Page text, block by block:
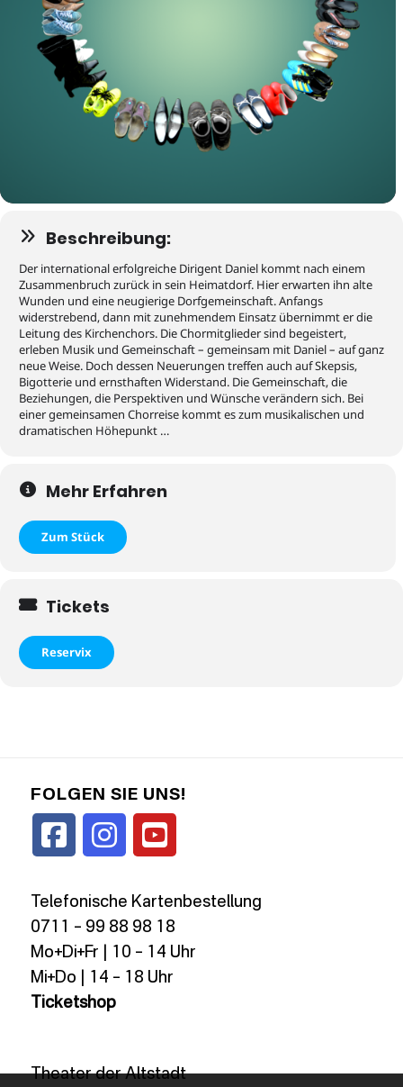
Beschreibung:
Der international erfolgreiche Dirigent Daniel kommt nach einem
Zusammenbruch zurück in sein Heimatdorf. Hier erwarten ihn alte
Wunden und eine neugierige Dorfgemeinschaft. Anfangs
widerstrebend, dann mit zunehmendem Einsatz übernimmt er die
Leitung des Kirchenchors. Die Chormitglieder sind begeistert,
erleben Musik und Gemeinschaft – gemeinsam mit Daniel – auf ganz
neue Weise. Doch dessen Neuerungen treffen auch auf Skepsis,
Bigotterie und ernsthaften Widerstand. Die Gemeinschaft, die
Beziehungen, die Perspektiven und Wünsche verändern sich. Bei
einer gemeinsamen Chorreise kommt es zum musikalischen und
dramatischen Höhepunkt …
Mehr Erfahren
Zum Stück
Tickets
Reservix
FOLGEN SIE UNS!
Telefonische Kartenbestellung
0711 – 99 88 98 18
Mo+Di+Fr | 10 – 14 Uhr
Mi+Do | 14 – 18 Uhr
Ticketshop
Theater der Altstadt